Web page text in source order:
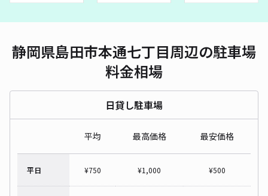
静岡県島田市本通七丁目周辺の駐車場
料金相場
日貸し駐車場
平均 最高価格 最安価格
平日 ¥750 ¥1,000 ¥500